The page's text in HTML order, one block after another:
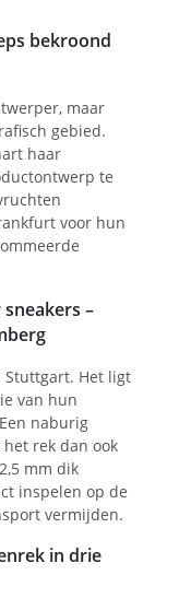
bekroond
maar
gebied.
haar
te
voor hun
–
Stuttgart. Het ligt
van hun
naburig
rek dan ook
mm dik
inspelen op de
vermijden.
in drie